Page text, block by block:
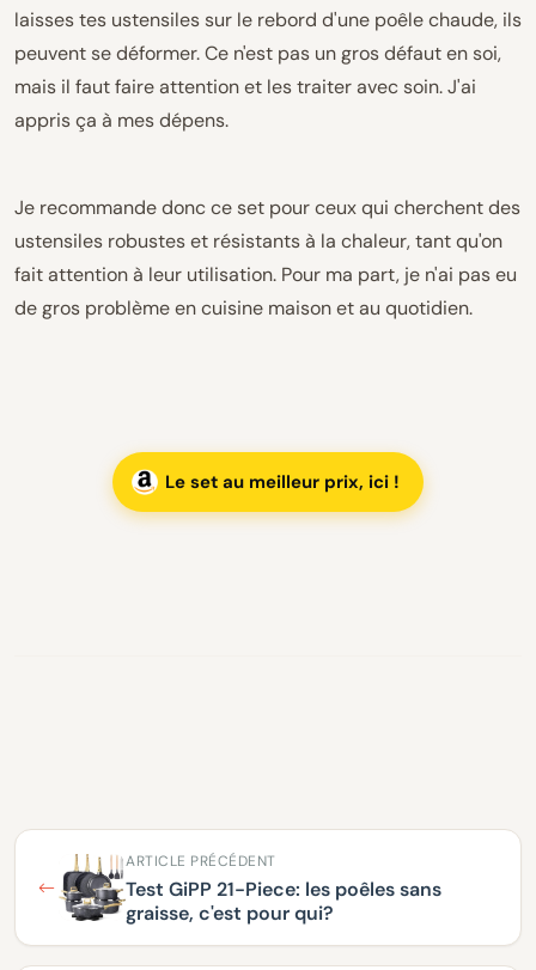
laisses tes ustensiles sur le rebord d'une poêle chaude, ils
peuvent se déformer. Ce n'est pas un gros défaut en soi,
mais il faut faire attention et les traiter avec soin. J'ai
appris ça à mes dépens.
Je recommande donc ce set pour ceux qui cherchent des
ustensiles robustes et résistants à la chaleur, tant qu'on
fait attention à leur utilisation. Pour ma part, je n'ai pas eu
de gros problème en cuisine maison et au quotidien.
Le set au meilleur prix, ici !
ARTICLE PRÉCÉDENT
Test GiPP 21-Piece: les poêles sans
graisse, c'est pour qui?